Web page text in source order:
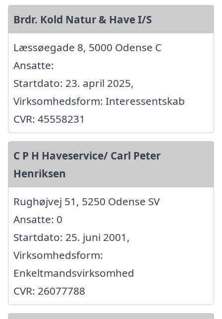
Brdr. Kold Natur & Have I/S
Læssøegade 8, 5000 Odense C
Ansatte:
Startdato: 23. april 2025,
Virksomhedsform: Interessentskab
CVR: 45558231
C P H Haveservice/ Carl Peter
Henriksen
Rughøjvej 51, 5250 Odense SV
Ansatte: 0
Startdato: 25. juni 2001,
Virksomhedsform:
Enkeltmandsvirksomhed
CVR: 26077788